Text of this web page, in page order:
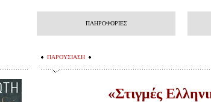
Αναζήτηση παραγγελίας
Προσωπικά Δεδομένα
ΠΛΗΡΟΦΟΡΙΕΣ
ΠΑΡΟΥΣΙΑΣΗ
«Στιγμές